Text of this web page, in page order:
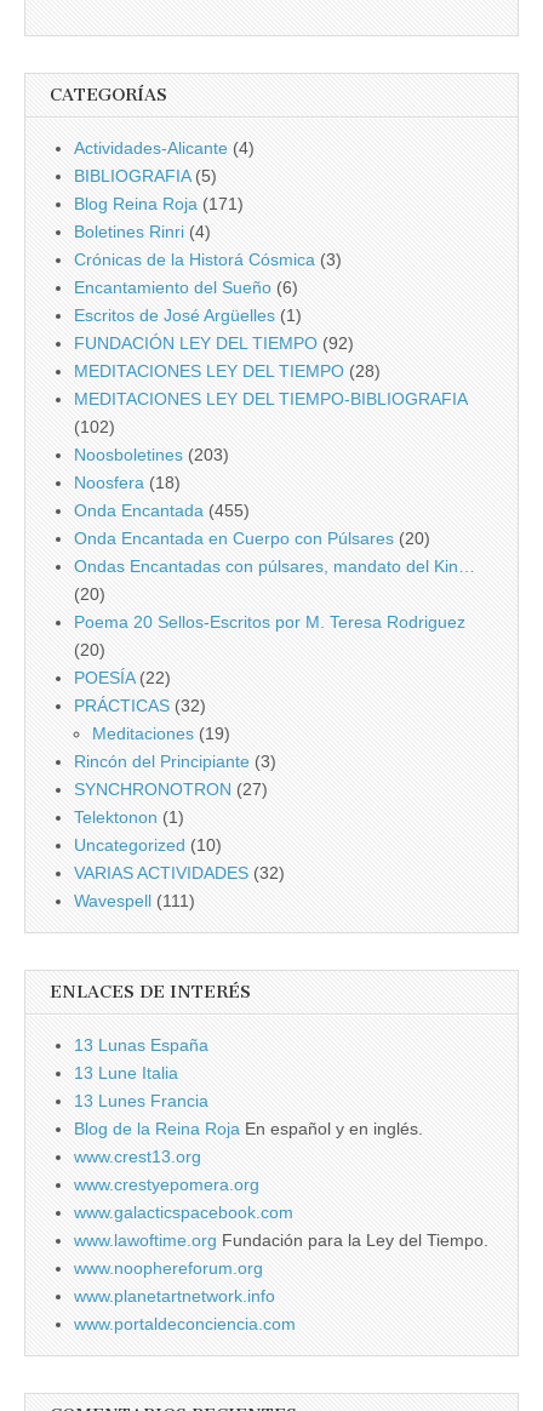
CATEGORÍAS
Actividades-Alicante (4)
BIBLIOGRAFIA(5)
Blog Reina Roja (171)
Boletines Rinri (4)
Crónicas de la Historá Cósmica (3)
Encantamiento del Sueño (6)
Escritos de José Argüelles (1)
FUNDACIÓN LEY DEL TIEMPO (92)
MEDITACIONES LEY DEL TIEMPO (28)
MEDITACIONES LEY DEL TIEMPO-BIBLIOGRAFIA
(102)
Noosboletines (203)
Noosfera (18)
Onda Encantada (455)
Onda Encantada en Cuerpo con Púlsares (20)
Ondas Encantadas con púlsares, mandato del Kin…
(20)
Poema 20 Sellos-Escritos por M. Teresa Rodriguez
(20)
POESÍA(22)
PRÁCTICAS (32)
Meditaciones (19)
Rincón del Principiante (3)
SYNCHRONOTRON (27)
Telektonon (1)
Uncategorized (10)
VARIAS ACTIVIDADES (32)
Wavespell (111)
ENLACES DE INTERÉS
13 Lunas España
13 Lune Italia
13 Lunes Francia
Blog de la Reina Roja En español y en inglés.
www.crest13.org
www.crestyepomera.org
www.galacticspacebook.com
www.lawoftime.org Fundación para la Ley del Tiempo.
www.noophereforum.org
www.planetartnetwork.info
www.portaldeconciencia.com